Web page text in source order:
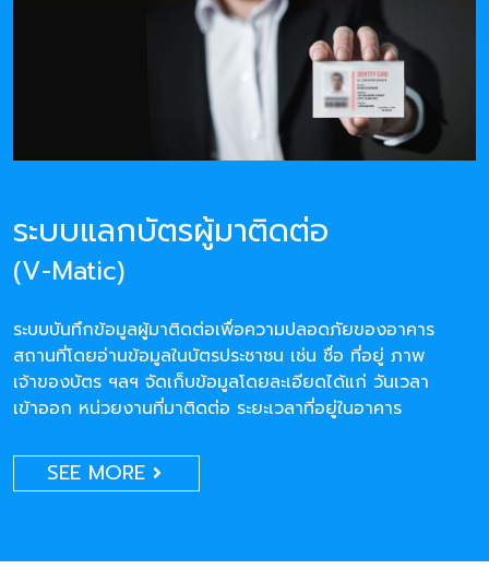
ระบบแลกบัตรผู้มาติดต่อ
(V-Matic)
ระบบบันทึกข้อมูลผู้มาติดต่อเพื่อความปลอดภัยของอาคาร
สถานที่โดยอ่านข้อมูลในบัตรประชาชน เช่น ชื่อ ที่อยู่ ภาพ
เจ้าของบัตร ฯลฯ จัดเก็บข้อมูลโดยละเอียดได้แก่ วันเวลา
เข้าออก หน่วยงานที่มาติดต่อ ระยะเวลาที่อยู่ในอาคาร
SEE MORE